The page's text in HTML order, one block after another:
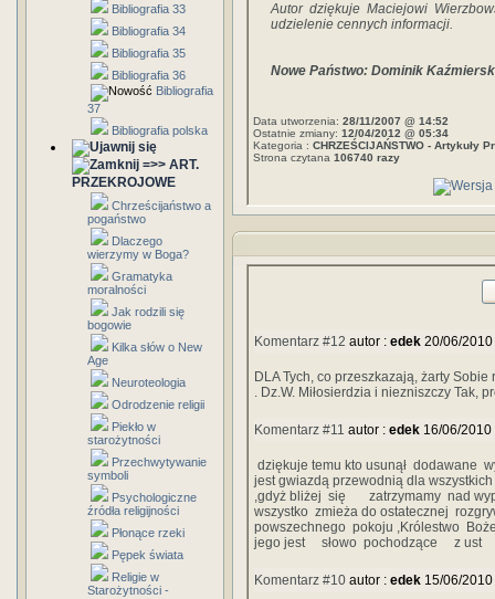
Bibliografia 33
Bibliografia 34
Bibliografia 35
Bibliografia 36
Bibliografia
37
Bibliografia polska
=>> ART.
PRZEKROJOWE
Chrześcijaństwo a
pogaństwo
Dlaczego
wierzymy w Boga?
Gramatyka
moralności
Jak rodzili się
bogowie
Kilka słów o New
Age
Neuroteologia
Odrodzenie religii
Piekło w
starożytności
Przechwytywanie
symboli
Psychologiczne
źródła religijności
Płonące rzeki
Pępek świata
Religie w
Starożytności -
Autor dziękuje Maciejowi
udzielenie cennych informacji.
Nowe Państwo: Dominik
Data utworzenia: 28/11/2007 @ 14:52
Ostatnie zmiany: 12/04/2012 @ 05:34
Kategoria : CHRZEŚCIJAŃSTWO - Artykuły
Strona czytana 106740 razy
Komentarz #12 autor : edek 20/06/
DLA Tych, co przeszkazają, żarty
. Dz.W. Miłosierdzia i niezniszczy Tak,
Komentarz #11 autor : edek 16/06/2010
dziękuje temu kto usunął
jest gwiazdą przewodnią dla
,gdyż bliżej się zatrzymamy nad
wszystko zmieża do ostatecznej
powszechnego pokoju ,Królestwo
jego jest słowo pochodzące z
Komentarz #10 autor : edek 15/06/